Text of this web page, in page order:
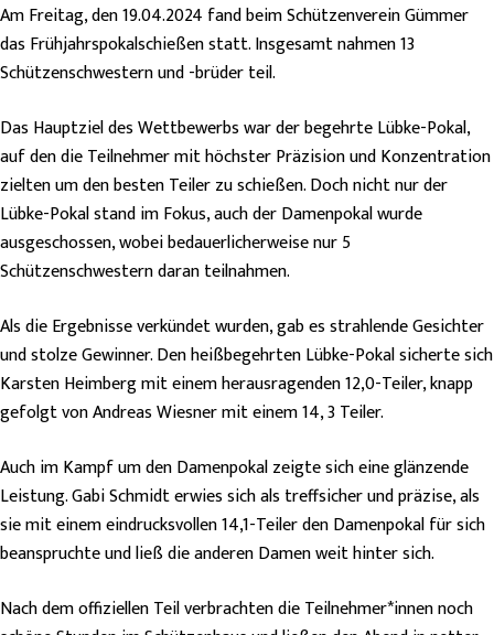
Am Freitag, den 19.04.2024 fand beim Schützenverein Gümmer
das Frühjahrspokalschießen statt. Insgesamt nahmen 13
Schützenschwestern und -brüder teil.
Das Hauptziel des Wettbewerbs war der begehrte Lübke-Pokal,
auf den die Teilnehmer mit höchster Präzision und Konzentration
zielten um den besten Teiler zu schießen. Doch nicht nur der
Lübke-Pokal stand im Fokus, auch der Damenpokal wurde
ausgeschossen, wobei bedauerlicherweise nur 5
Schützenschwestern daran teilnahmen.
Als die Ergebnisse verkündet wurden, gab es strahlende Gesichter
und stolze Gewinner. Den heißbegehrten Lübke-Pokal sicherte sich
Karsten Heimberg mit einem herausragenden 12,0-Teiler, knapp
gefolgt von Andreas Wiesner mit einem 14, 3 Teiler.
Auch im Kampf um den Damenpokal zeigte sich eine glänzende
Leistung. Gabi Schmidt erwies sich als treffsicher und präzise, als
sie mit einem eindrucksvollen 14,1-Teiler den Damenpokal für sich
beanspruchte und ließ die anderen Damen weit hinter sich.
Nach dem offiziellen Teil verbrachten die Teilnehmer*innen noch